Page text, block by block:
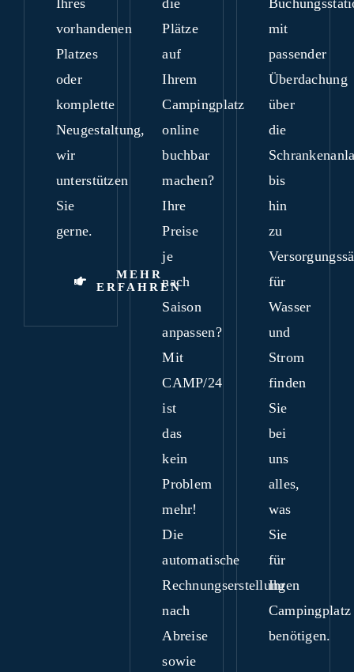
Ihres
vorhandenen
Platzes
oder
komplette
Neugestaltung,
wir
unterstützen
Sie
gerne.
MEHR
ERFAHREN
die
Plätze
auf
Ihrem
Campingplatz
online
buchbar
machen?
Ihre
Preise
je
nach
Saison
anpassen?
Mit
CAMP/24
ist
das
kein
Problem
mehr!
Die
automatische
Rechnungserstellung
nach
Abreise
sowie
mit
passender
Überdachung
über
die
bis
hin
zu
für
Wasser
und
Strom
finden
Sie
bei
uns
alles,
was
Sie
für
Ihren
Campingplatz
benötigen.